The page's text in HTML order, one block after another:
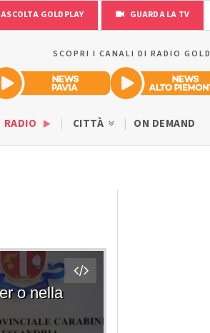
ASCOLTA GOLDPLAY GUARDA LA TV
SCOPRI I CANALI DI RADIO GOLD
RADIO CITTÀ ON DEMAND